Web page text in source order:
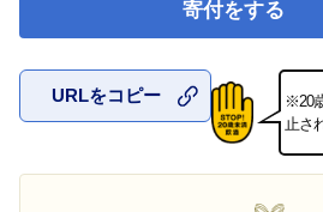
寄付をする
URLをコピー
※20
止さ